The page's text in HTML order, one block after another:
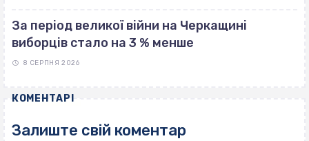
За період великої війни на Черкащині
виборців стало на 3 % менше
8 СЕРПНЯ 2026
КОМЕНТАРІ
Залиште свій коментар